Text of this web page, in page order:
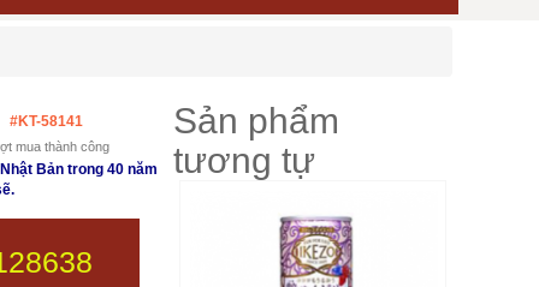
#KT-58141
mua thành công
Bản trong 40 năm
Sản phẩm
tương tự